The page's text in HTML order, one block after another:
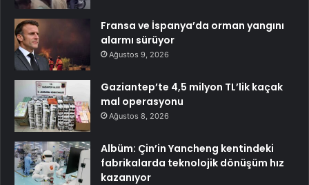
Fransa ve İspanya’da orman yangını
alarmı sürüyor
Ağustos 9, 2026
Gaziantep’te 4,5 milyon TL’lik kaçak
mal operasyonu
Ağustos 8, 2026
Albüm: Çin’in Yancheng kentindeki
fabrikalarda teknolojik dönüşüm hız
kazanıyor